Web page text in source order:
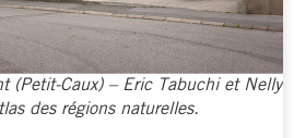
(Petit-Caux) – Eric Tabuchi et Nelly
des régions naturelles.